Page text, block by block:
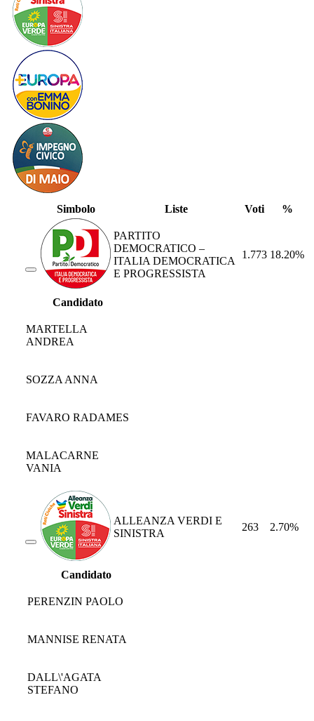
Simbolo Liste Voti %
PARTITO
DEMOCRATICO –
ITALIA DEMOCRATICA
E PROGRESSISTA
1.773 18.20%
Candidato
MARTELLA
ANDREA
SOZZA ANNA
FAVARO RADAMES
MALACARNE
VANIA
ALLEANZA VERDI E
SINISTRA
263 2.70%
Candidato
PERENZIN PAOLO
MANNISE RENATA
DALL\'AGATA
STEFANO